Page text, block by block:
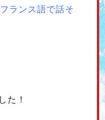
ランス語で話そ
た！